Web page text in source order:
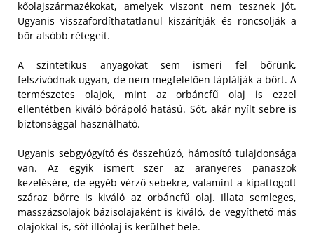
kőolajszármazékokat, amelyek viszont nem tesznek jót.
Ugyanis visszafordíthatatlanul kiszárítják és roncsolják a
bőr alsóbb rétegeit.
A szintetikus anyagokat sem ismeri fel bőrünk,
felszívódnak ugyan, de nem megfelelően táplálják a bőrt. A
természetes olajok, mint az orbáncfű olaj is ezzel
ellentétben kiváló bőrápoló hatású. Sőt, akár nyílt sebre is
biztonsággal használható.
Ugyanis sebgyógyító és összehúzó, hámosító tulajdonsága
van. Az egyik ismert szer az aranyeres panaszok
kezelésére, de egyéb vérző sebekre, valamint a kipattogott
száraz bőrre is kiváló az orbáncfű olaj. Illata semleges,
masszázsolajok bázisolajaként is kiváló, de vegyíthető más
olajokkal is, sőt illóolaj is kerülhet bele.